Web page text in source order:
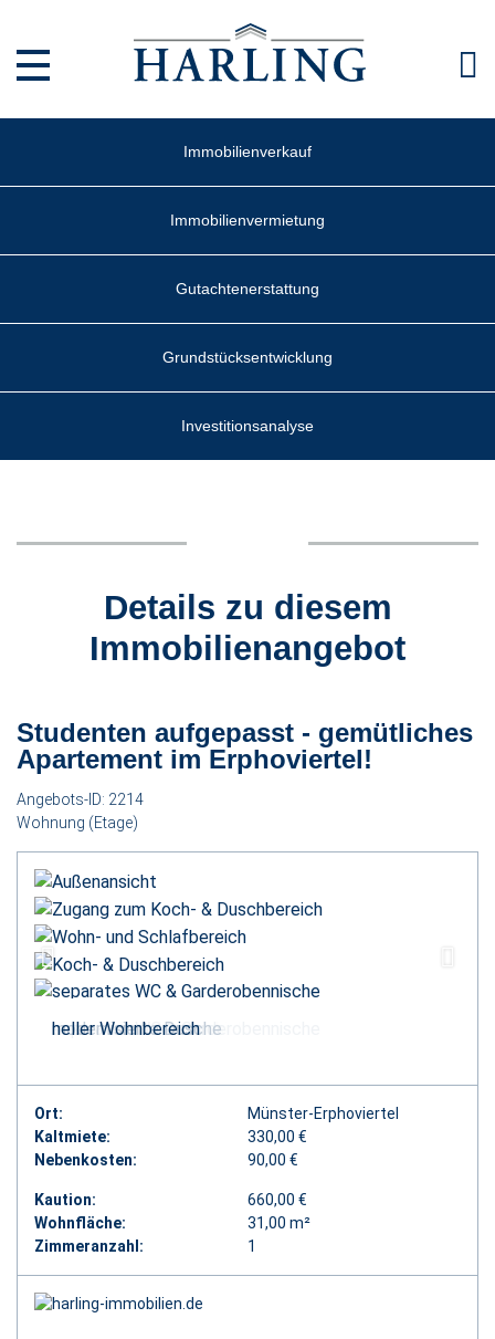
Immobilienverkauf
Immobilienvermietung
Gutachtenerstattung
Grundstücksentwicklung
Investitionsanalyse
Details zu diesem
Immobilienangebot
Studenten aufgepasst - gemütliches
Apartement im Erphoviertel!
Angebots-ID: 2214
Wohnung (Etage)
Außenansicht
Zugang zum Koch- & Duschbereich
Wohn- und Schlafbereich
Koch- & Duschbereich
separates WC & Garderobennische
modernisierte Dusche
heller Wohnbereich
Ort:
Münster-Erphoviertel
Kaltmiete:
330,00 €
Nebenkosten:
90,00 €
Kaution:
660,00 €
Wohnfläche:
31,00 m²
Zimmeranzahl:
1